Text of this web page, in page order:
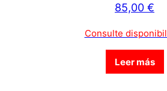
85,00 €
Consulte
Leer más